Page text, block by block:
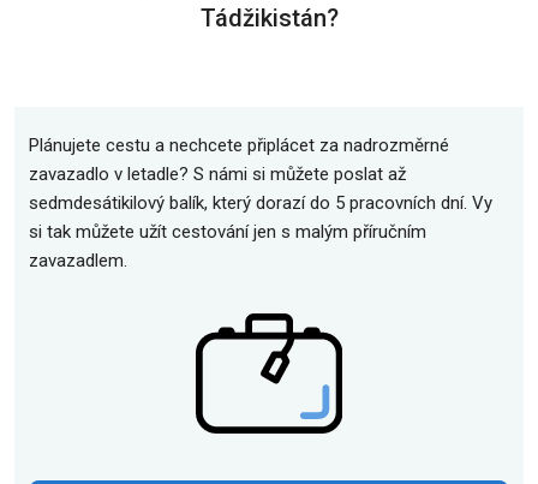
Tádžikistán?
Plánujete cestu a nechcete připlácet za nadrozměrné
zavazadlo v letadle? S námi si můžete poslat až
sedmdesátikilový balík, který dorazí do 5 pracovních dní. Vy
si tak můžete užít cestování jen s malým příručním
zavazadlem.